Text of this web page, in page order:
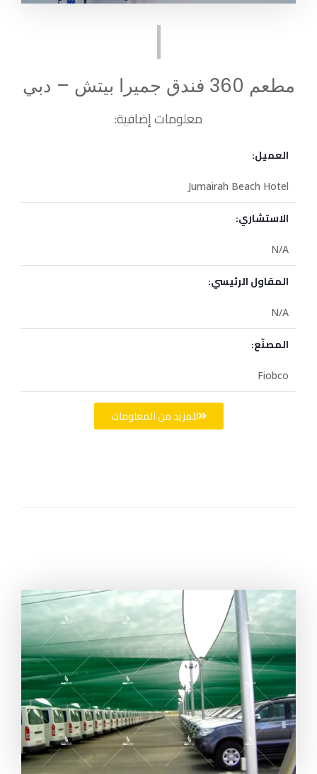
مطعم 360 فندق جميرا بيتش – دبي
معلومات إضافية:
العميل:
Jumairah Beach Hotel
الاستشاري:
N/A
المقاول الرئيسي:
N/A
المصنّع:
Fiobco
للمزيد من المعلومات